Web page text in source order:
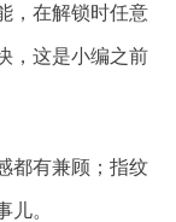
，在解锁时任意
，这是小编之前
都有兼顾；指纹
儿。